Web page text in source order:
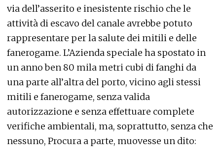
via dell’asserito e inesistente rischio che le
attività di escavo del canale avrebbe potuto
rappresentare per la salute dei mitili e delle
fanerogame. L’Azienda speciale ha spostato in
un anno ben 80 mila metri cubi di fanghi da
una parte all’altra del porto, vicino agli stessi
mitili e fanerogame, senza valida
autorizzazione e senza effettuare complete
verifiche ambientali, ma, soprattutto, senza che
nessuno, Procura a parte, muovesse un dito: